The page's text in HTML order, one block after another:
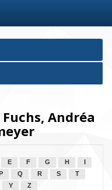
Andréa
E F G H
P Q R S
T
Y Z